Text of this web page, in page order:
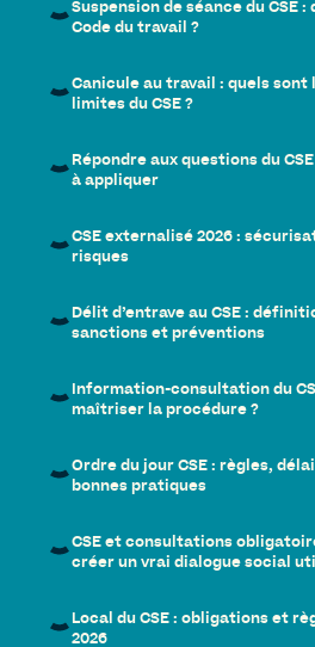
Suspension de séance du CSE
Code du travail ?
Canicule au travail : quels sont
limites du CSE ?
Répondre aux questions du
à appliquer
CSE externalisé 2026 :
risques
Délit d’entrave au CSE :
sanctions et préventions
Information-consultation du
maîtriser la procédure ?
Ordre du jour CSE : règles,
bonnes pratiques
CSE et consultations
créer un vrai dialogue social
Local du CSE : obligations et
2026